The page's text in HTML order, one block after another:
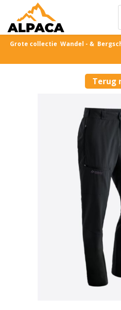
Grote collectie Wandel - &
Terug